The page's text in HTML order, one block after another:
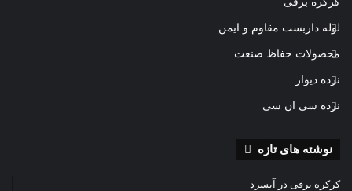
لوله داربست مقاوم و ایمن
محصولات حفاظ صنعت
نرده دیوار
نرده سی ان سی
نوشته های تازه
کرکره برقی در آبسرد